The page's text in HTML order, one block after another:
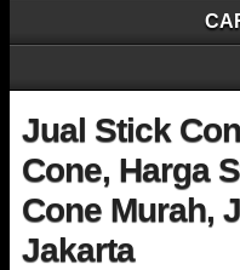
Jual Stick
Cone, Harga
Cone Murah,
Jakarta